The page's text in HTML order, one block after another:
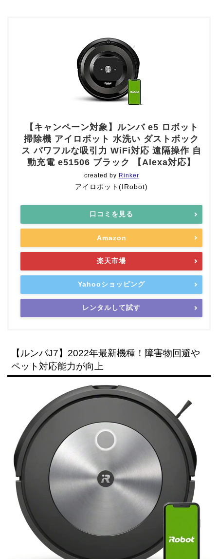
【キャンペーン対象】ルンバ e5 ロボット
掃除機 アイロボット 水洗い ダストボック
ス パワフルな吸引力 WiFi対応 遠隔操作 自
動充電 e51506 ブラック 【Alexa対応】
created by Rinker
アイロボット(IRobot)
口コミを見る
Amazon
楽天市場
Yahooショッピング
レンタルして試す
【ルンバJ7】2022年最新機種！障害物回避や
ペット対応能力が向上